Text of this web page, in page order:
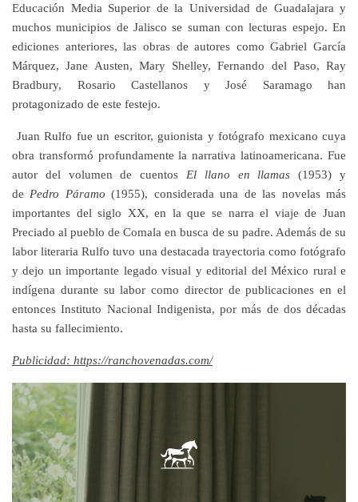
Educación Media Superior de la Universidad de Guadalajara y
muchos municipios de Jalisco se suman con lecturas espejo. En
ediciones anteriores, las obras de autores como Gabriel García
Márquez, Jane Austen, Mary Shelley, Fernando del Paso, Ray
Bradbury, Rosario Castellanos y José Saramago han
protagonizado de este festejo.
Juan Rulfo fue un escritor, guionista y fotógrafo mexicano cuya
obra transformó profundamente la narrativa latinoamericana. Fue
autor del volumen de cuentos El llano en llamas (1953) y
de Pedro Páramo (1955), considerada una de las novelas más
importantes del siglo XX, en la que se narra el viaje de Juan
Preciado al pueblo de Comala en busca de su padre. Además de su
labor literaria Rulfo tuvo una destacada trayectoria como fotógrafo
y dejo un importante legado visual y editorial del México rural e
indígena durante su labor como director de publicaciones en el
entonces Instituto Nacional Indigenista, por más de dos décadas
hasta su fallecimiento.
Publicidad: https://ranchovenadas.com/